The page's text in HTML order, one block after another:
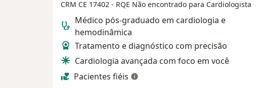
CRM CE 17402 - RQE Não encontrado para Cardiologista
Médico pós-graduado em cardiologia e
hemodinâmica
Tratamento e diagnóstico com precisão
Cardiologia avançada com foco em você
Pacientes fiéis